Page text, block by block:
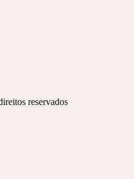
reservados